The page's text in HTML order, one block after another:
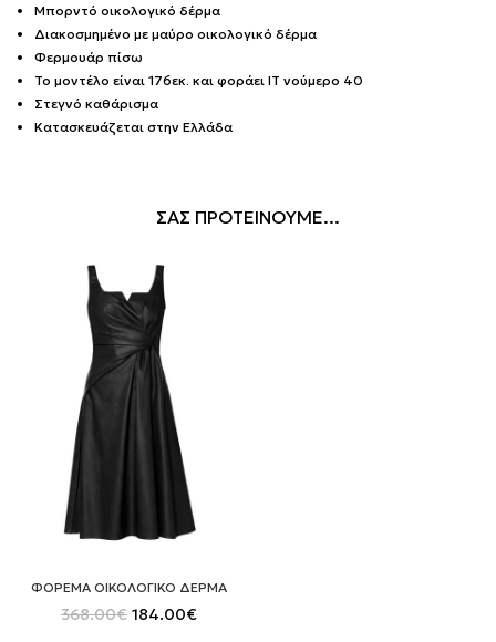
Μπορντό οικολογικό δέρμα
Διακοσμημένο με μαύρο οικολογικό δέρμα
Φερμουάρ πίσω
Το μοντέλο είναι 176εκ. και φοράει IT νούμερο 40
Στεγνό καθάρισμα
Κατασκευάζεται στην Ελλάδα
ΣΑΣ ΠΡΟΤΕΙΝΟΥΜΕ...
ΦΟΡΕΜΑ ΟΙΚΟΛΟΓΙΚΟ ΔΕΡΜΑ
368.00€ Original
price
184.00€Η
τρέχουσα